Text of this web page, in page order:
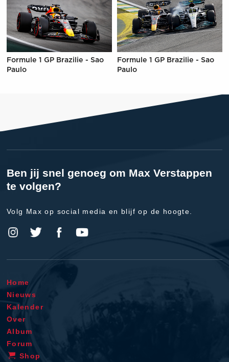
Formule 1 GP Brazilie - Sao
Paulo
Formule 1 GP Brazilie - Sao
Paulo
Ben jij snel genoeg om Max Verstappen
te volgen?
Volg Max op social media en blijf op de hoogte.
Home
Nieuws
Kalender
Over
Album
Forum
Shop